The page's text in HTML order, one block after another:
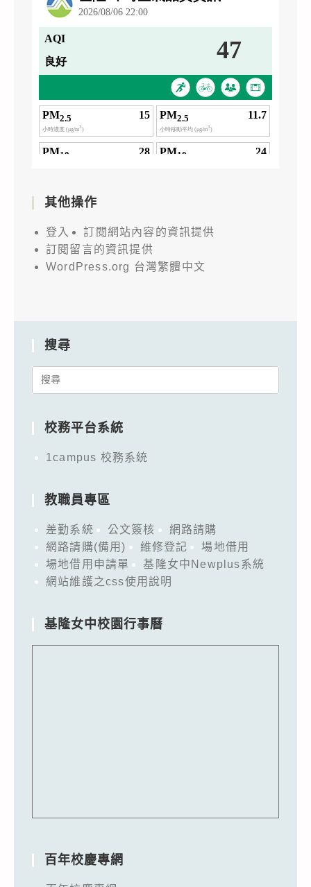
其他操作
登入
訂閱網站內容的資訊提供
訂閱留言的資訊提供
WordPress.org 台灣繁體中文
搜尋
Search
校務平台系統
1campus 校務系統
教職員專區
差勤系統 公文簽核
網路請購
網路請購(備用)
維修登記
場地借用
場地借用申請單
基隆女中Newplus系統
網站維護之css使用說明
基隆女中校園行事曆
百年校慶專網